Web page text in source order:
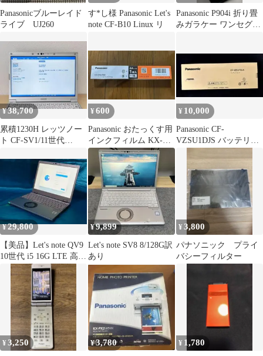
Panasonicブルーレイド
ライブ UJ260
す*し様 Panasonic Let's
note CF-B10 Linux リ
Panasonic P904i 折り畳
みガラケー ワンセグ
¥38,700
累積1230H レッツノー
ト CF-SV1/11世代
¥600
Panasonic おたっくす用
インクフィルム KX-
FAN190
¥ 10,000
Panasonic CF-
VZSU1DJS バッテリー
¥29,800
【美品】Let's note QV9
10世代 i5 16G LTE 高解
像度
¥9,899
Let's note SV8 8/128G訳
あり
¥3,800
パナソニック プライ
バシーフィルター
¥3,250 ¥3,780 ¥ 1,780